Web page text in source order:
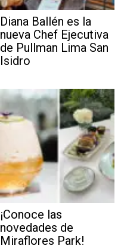
Diana Ballén es la
nueva Chef Ejecutiva
de Pullman Lima San
Isidro
¡Conoce las
novedades de
Miraflores Park!